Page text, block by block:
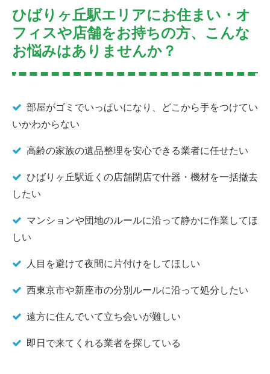
ひばりヶ丘駅エリアにお住まい・オ
フィスや店舗をお持ちの方、こんな
お悩みはありませんか？
部屋がゴミでいっぱいになり、どこから手をつけてい
いかわからない
高齢の家族の遺品整理を安心できる業者に任せたい
ひばりヶ丘駅近くの店舗閉店で什器・機材を一括撤去
したい
マンションや団地のルールに沿って静かに作業してほ
しい
人目を避けて夜間に片付けをしてほしい
西東京市や新座市の分別ルールに沿って処分したい
遠方に住んでいて立ち会いが難しい
即日で来てくれる業者を探している